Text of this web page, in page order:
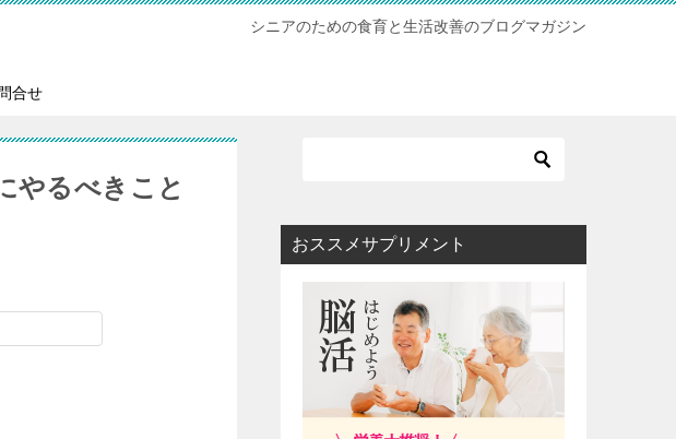
シニアのための食育と生活改善のブログマガジン
合せ
やるべきこと
おススメサプリメント